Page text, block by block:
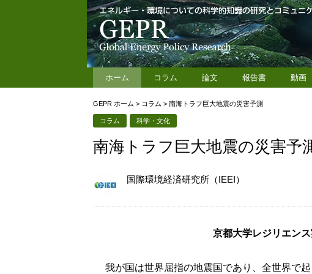
ホーム コラム 論文 報告書 動画
GEPR ホーム > コラム > 南海トラフ巨大地震の災害予測
コラム 科学・文化
南海トラフ巨大地震の災害予
国際環境経済研究所（IEEI）
京都大学レジリエン
我が国は世界屈指の地震国であり、全世界で